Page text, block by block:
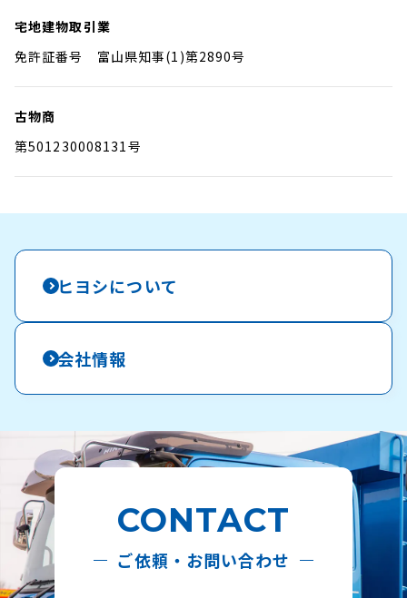
宅地建物取引業
免許証番号 富山県知事(1)第2890号
古物商
第501230008131号
ヒヨシについて
会社情報
CONTACT
ご依頼・お問い合わせ